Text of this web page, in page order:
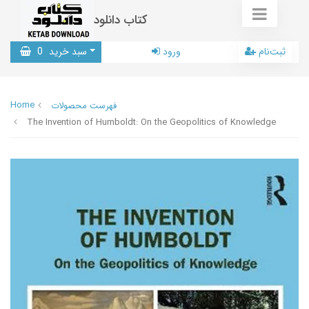
کتاب دانلود
سبد خرید 0 ورود ثبت‌نام
Home
فهرست محصولات
The Invention of Humboldt: On the Geopolitics of Knowledge